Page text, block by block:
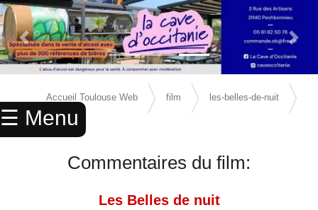
☰ Menu
× ACCUEIL
ANNUAIRE
Previous Slide Next
Accueil Toulouse Web film les-belles-de-nuit
avis
Commentaires du film:
Les Belles de nuit